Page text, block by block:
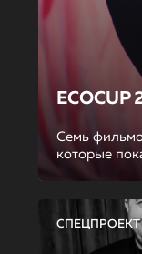
ECOCUP
Семь
которые
СПЕЦПРОЕКТ